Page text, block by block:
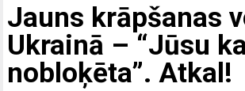
Jauns krāpšanas
Ukrainā – “Jūsu
nobloķēta”. Atkal!